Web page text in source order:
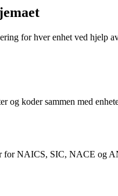
for hver enhet ved hjelp
og koder sammen med
NAICS, SIC, NACE og